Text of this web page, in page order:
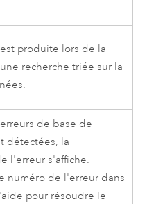
produite lors de la
recherche triée sur la
de base de
détectées, la
l'erreur s'affiche.
numéro de l'erreur dans
pour résoudre le